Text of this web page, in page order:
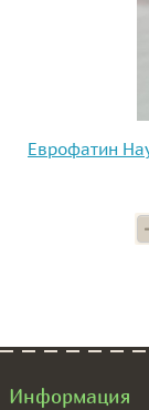
Еврофатин
Информация